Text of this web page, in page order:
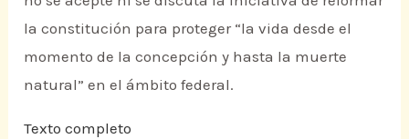
la constitución para proteger “la vida desde el
momento de la concepción y hasta la muerte
natural” en el ámbito federal.
Texto completo